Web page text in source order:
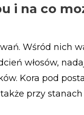
i na co
Wśród nich
włosów,
Kora pod
przy